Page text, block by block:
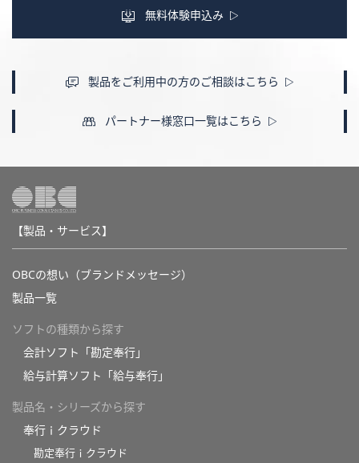
無料体験申込み
製品をご利用中の方のご相談はこちら
パートナー様窓口一覧はこちら
【製品・サービス】
OBCの想い（ブランドメッセージ）
製品一覧
ソフトの種類から探す
会計ソフト「勘定奉行」
給与計算ソフト「給与奉行」
製品名・シリーズから探す
奉行ｉクラウド
勘定奉行ｉクラウド